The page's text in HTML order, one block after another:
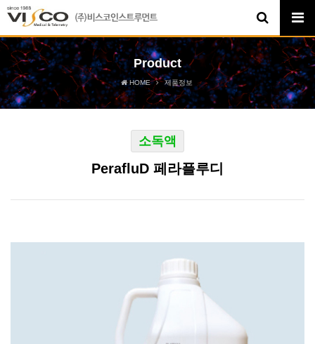
Product
HOME 제품정보
소독액
PerafluD 페라플루디